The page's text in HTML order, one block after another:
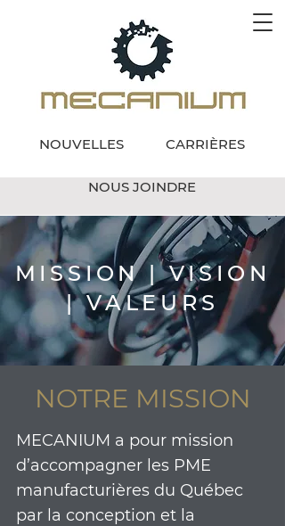
NOUS JOINDRE
NOUVELLES CARRIÈRES
MISSION | VISION
| VALEURS
NOTRE MISSION
MECANIUM a pour mission
d’accompagner les PME
manufacturières du Québec
par la conception et la